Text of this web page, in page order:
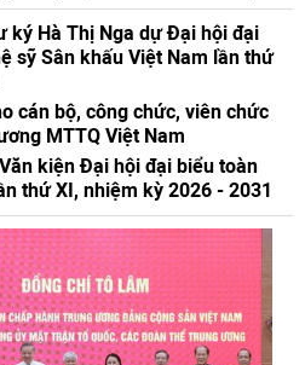
ký Hà Thị Nga dự Đại hội đại
sỹ Sân khấu Việt Nam lần thứ
cán bộ, công chức, viên chức
MTTQ Việt Nam
kiện Đại hội đại biểu toàn
thứ XI, nhiệm kỳ 2026 - 2031